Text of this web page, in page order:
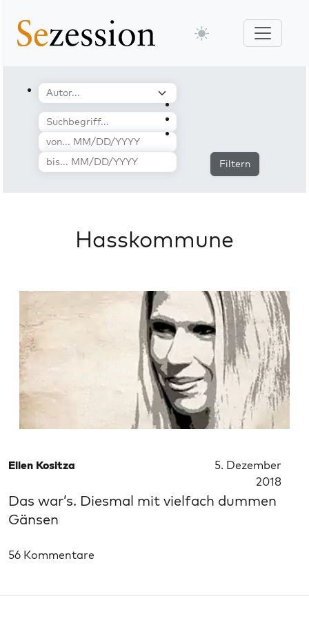
Filtern
Hasskommune
Ellen Kositza
5. Dezember
2018
Das war’s. Diesmal mit vielfach dummen
Gänsen
56 Kommentare